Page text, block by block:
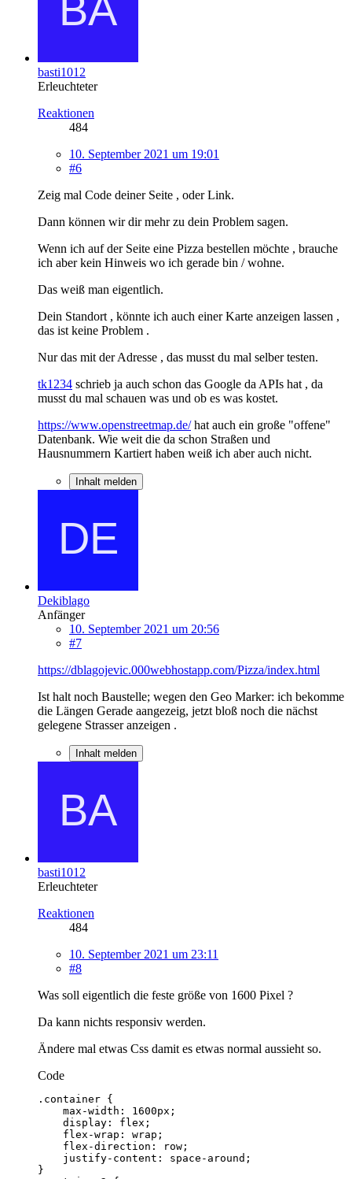
basti1012
Erleuchteter
Reaktionen
484
10. September 2021 um 19:01
#6
Zeig mal Code deiner Seite , oder Link.
Dann können wir dir mehr zu dein Problem sagen.
Wenn ich auf der Seite eine Pizza bestellen möchte , brauche
ich aber kein Hinweis wo ich gerade bin / wohne.
Das weiß man eigentlich.
Dein Standort , könnte ich auch einer Karte anzeigen lassen ,
das ist keine Problem .
Nur das mit der Adresse , das musst du mal selber testen.
tk1234 schrieb ja auch schon das Google da APIs hat , da
musst du mal schauen was und ob es was kostet.
https://www.openstreetmap.de/hat auch ein große "offene"
Datenbank. Wie weit die da schon Straßen und
Hausnummern Kartiert haben weiß ich aber auch nicht.
Inhalt melden
Dekiblago
Anfänger
10. September 2021 um 20:56
#7
https://dblagojevic.000webhostapp.com/Pizza/index.html
Ist halt noch Baustelle; wegen den Geo Marker: ich bekomme
die Längen Gerade aangezeig, jetzt bloß noch die nächst
gelegene Strasser anzeigen .
Inhalt melden
basti1012
Erleuchteter
Reaktionen
484
10. September 2021 um 23:11
#8
Was soll eigentlich die feste größe von 1600 Pixel ?
Da kann nichts responsiv werden.
Ändere mal etwas Css damit es etwas normal aussieht so.
Code